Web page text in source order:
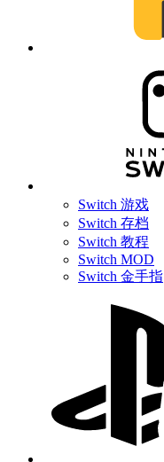
Switch 游戏
Switch 存档
Switch 教程
Switch MOD
Switch 金手指